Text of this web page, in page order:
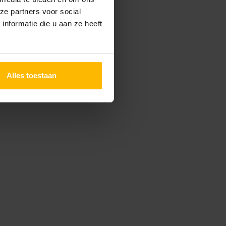
partners voor social
die u aan ze heeft
Alles toestaan